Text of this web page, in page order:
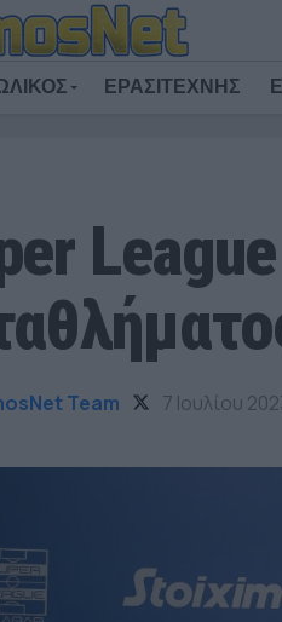
ΕΡΑΣΙΤΕΧΝΗΣ
Team 7 Ιουλίου